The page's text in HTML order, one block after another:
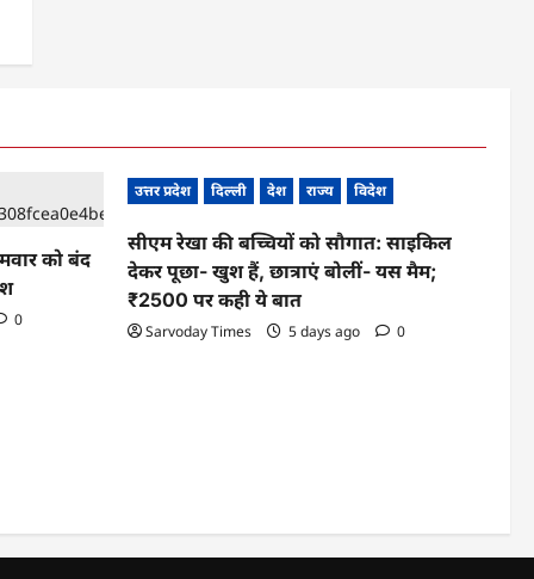
को बंद
0
उत्तर प्रदेश दिल्ली देश राज्य विदेश
सीएम रेखा की बच्चियों को सौगात: साइकिल
देकर पूछा- खुश हैं, छात्राएं बोलीं- यस मैम;
₹2500 पर कही ये बात
Sarvoday Times 5 days ago 0